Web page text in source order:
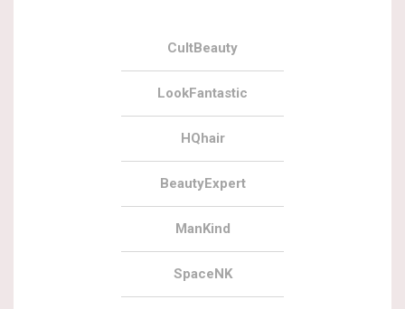
CultBeauty
LookFantastic
HQhair
BeautyExpert
ManKind
SpaceNK